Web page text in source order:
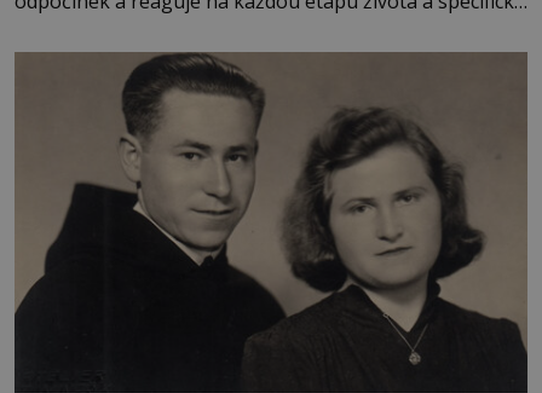
měkkost a bezpečí, proto by pokoj miminka měl působit
především klidně a útulně. Předškolní věk je